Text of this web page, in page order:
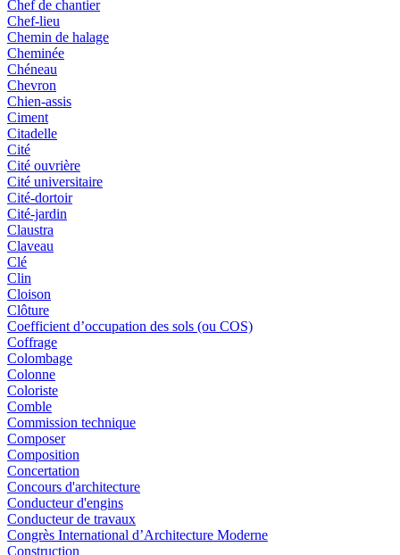
Chef de chantier
Chef-lieu
Chemin de halage
Cheminée
Chéneau
Chevron
Chien-assis
Ciment
Citadelle
Cité
Cité ouvrière
Cité universitaire
Cité-dortoir
Cité-jardin
Claustra
Claveau
Clé
Clin
Cloison
Clôture
Coefficient d’occupation des sols (ou COS)
Coffrage
Colombage
Colonne
Coloriste
Comble
Commission technique
Composer
Composition
Concertation
Concours d'architecture
Conducteur d'engins
Conducteur de travaux
Congrès International d’Architecture Moderne
Construction